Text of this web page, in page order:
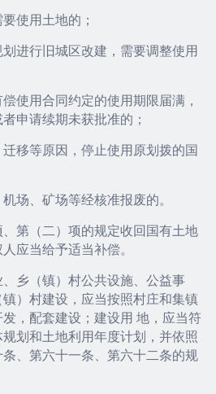
使用土地的；
行旧城区改建，需要调整使用
用合同约定的使用期限届满，
申请续期未获批准的；
等原因，停止使用原划拨的国
、矿场等经核准报废的。
第（二）项的规定收回国有土地
应当给予适当补偿。
乡（镇）村公共设施、公益事
）村建设，应当按照村庄和集镇
，配套建设；建设用 地，应当符
划和土地利用年度计划，并依照
、第六十一条、第六十二条的规